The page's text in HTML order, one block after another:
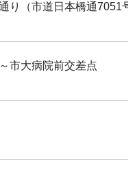
り（市道日本橋通7051号
市大病院前交差点